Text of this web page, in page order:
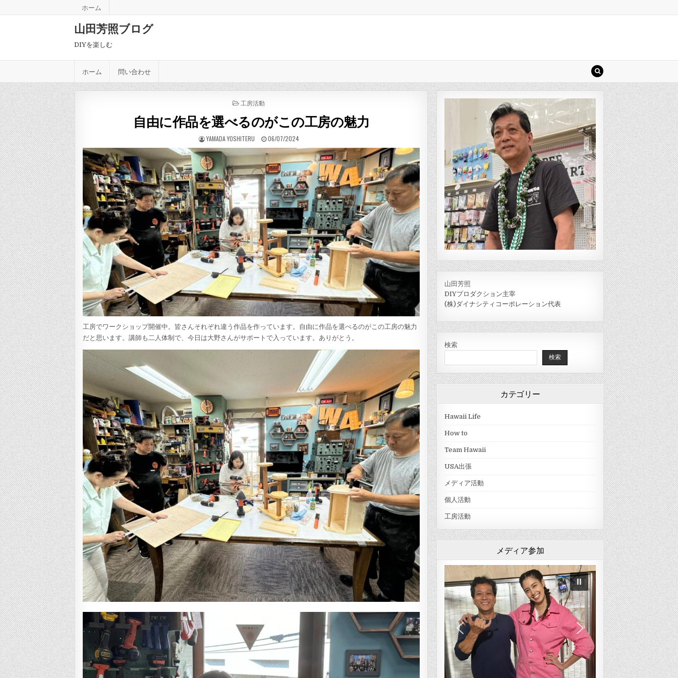
ホーム
山田芳照ブログ
DIYを楽しむ
ホーム 問い合わせ
POSTED IN
工房活動
自由に作品を選べるのがこの工房の魅力
AUTHOR:
YAMADA YOSHITERU PUBLISHED DATE:
06/07/2024
工房でワークショップ開催中。皆さんそれぞれ違う作品を作っています。自由に作品を選べるのがこの工房の魅力
だと思います。講師も二人体制で、今日は大野さんがサポートで入っています。ありがとう。
山田芳照
DIYプロダクション主宰
(株)ダイナシティコーポレーション代表
検索
検索
カテゴリー
Hawaii Life
How to
Team Hawaii
USA出張
メディア活動
個人活動
工房活動
メディア参加